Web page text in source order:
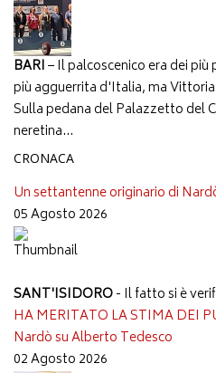
BARI– Il palcoscenico era dei
più agguerrita d'Italia, ma
Sulla pedana del Palazzetto del
neretina...
CRONACA
Un settantenne originario di
05 Agosto 2026
SANT'ISIDORO- Il fatto si è
HA MERITATO LA STIMA DEI
Nardò su Alberto Tedesco
02 Agosto 2026